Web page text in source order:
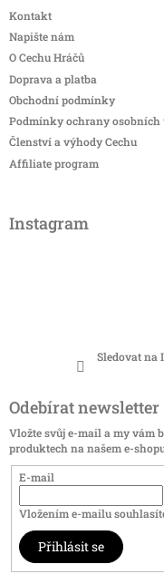
Kontakt
Napište nám
O Cechu Hráčů
Doprava a platba
Obchodní podmínky
Podmínky ochrany osobních
Členství a výhody Cechu
Affiliate program
Instagram
Sledovat na
Odebírat newsletter
Vložte svůj e-mail a my vám
produktech na našem e-
E-mail
Vložením e-mailu
Přihlásit se